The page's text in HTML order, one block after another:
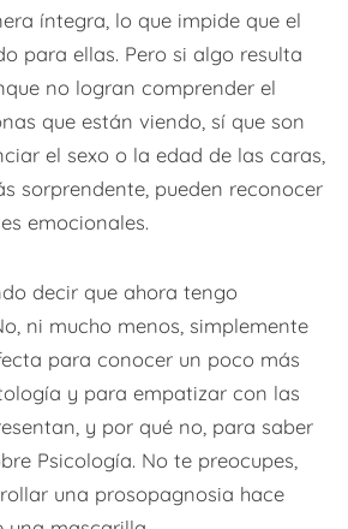
íntegra, lo que impide que el
para ellas. Pero si algo resulta
no logran comprender el
que están viendo, sí que son
el sexo o la edad de las caras,
sorprendente, pueden reconocer
emocionales.
decir que ahora tengo
ni mucho menos, simplemente
para conocer un poco más
y para empatizar con las
y por qué no, para saber
Psicología. No te preocupes,
una prosopagnosia hace